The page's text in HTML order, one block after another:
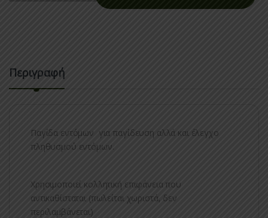
Περιγραφή
Παγίδα εντόμων για παγίδευση αλλά και έλεγχο
πληθυσμού εντόμων.
Χρησιμοποιεί κολλητική επιφάνεια που
αντικαθίσταται (πωλείται χωριστά, δεν
περιλαμβάνεται)